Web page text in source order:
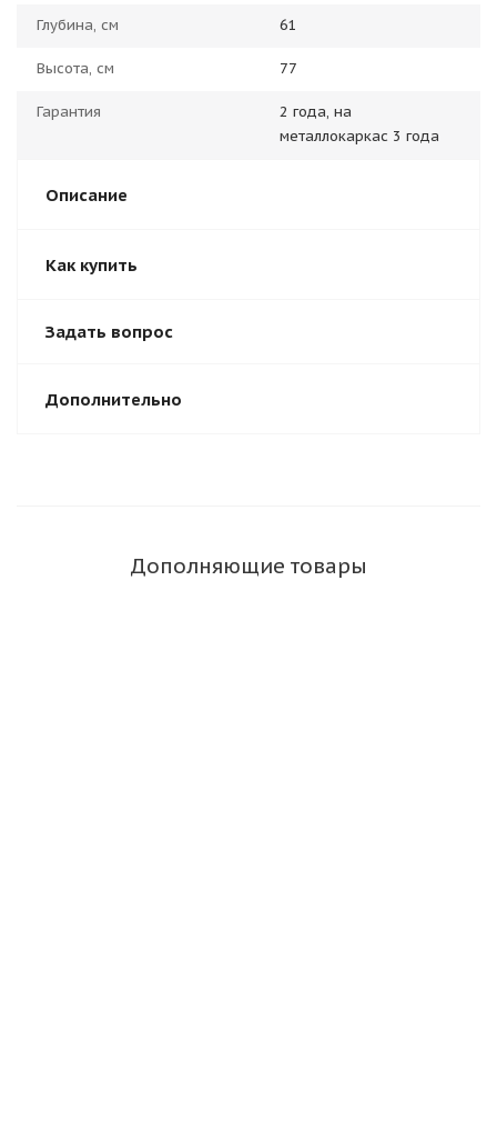
Глубина, см 61
Высота, см 77
Гарантия
2 года, на
металлокаркас 3 года
Описание
Как купить
Задать вопрос
Дополнительно
Дополняющие товары